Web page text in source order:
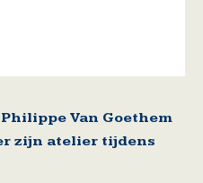
Philippe Van Goethem
zijn atelier tijdens